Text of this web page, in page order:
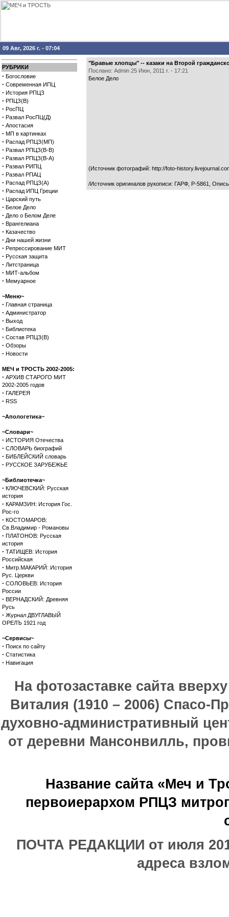
09 Авг, 2026 г. - 07:04
РУБРИКИ
· Богословие
· Современная ИПЦ
· История РПЦЗ
· РПЦЗ(В)
· РосПЦ
· Развал РосПЦ(Д)
· Апостасия
· МП в картинках
· Распад РПЦЗ(МП)
· Развал РПЦЗ(В-В)
· Развал РПЦЗ(В-А)
· Развал РИПЦ
· Развал РПАЦ
· Распад РПЦЗ(А)
· Распад ИПЦ Греции
· Царский путь
· Белое Дело
· Дело о Белом Деле
· Врангелиана
· Казачество
· Дни нашей жизни
· Репрессирование МИТ
· Русская защита
· Литстраница
· МИТ-альбом
· Мемуарное
~Меню~
· Главная страница
· Администратор
· Выход
· Библиотека
· Состав РПЦЗ(В)
· Обзоры
· Новости
МЕЧ и ТРОСТЬ 2002-2005:
· АРХИВ СТАРОГО МИТ
2002-2005 годов
· ГАЛЕРЕЯ
· RSS
~Апологетика~
~Словари~
· ИСТОРИЯ Отечества
· СЛОВАРЬ биографий
· БИБЛЕЙСКИЙ словарь
· РУССКОЕ ЗАРУБЕЖЬЕ
~Библиотечка~
· КЛЮЧЕВСКИЙ: Русская
история
· КАРАМЗИН: История Гос.
Рос-го
· КОСТОМАРОВ:
Св.Владимир - Романовы
· ПЛАТОНОВ: Русская
история
· ТАТИЩЕВ: История
Российская
· Митр.МАКАРИЙ: История
Рус. Церкви
· СОЛОВЬЕВ: История
России
· ВЕРНАДСКИЙ: Древняя
Русь
· Журнал ДВУГЛАВЫЙ
ОРЕЛЪ 1921 год
~Сервисы~
· Поиск по сайту
· Статистика
· Навигация
"Бравые хлопцы" -- казаки на Второй
Послано: Admin 25 Июн, 2011 г. - 17:21
Белое Дело
(Источник фотографий: http://foto-
/Источник оригиналов рукописи: ГАРФ, P-5861,
На фотозаставке сайта
Виталия (1910 – 2006) Спасо-
духовно-административный
от деревни Мансонвилль,
Название сайта «Меч и
первоиерархом РПЦЗ
ПОЧТА РЕДАКЦИИ от июля
адреса